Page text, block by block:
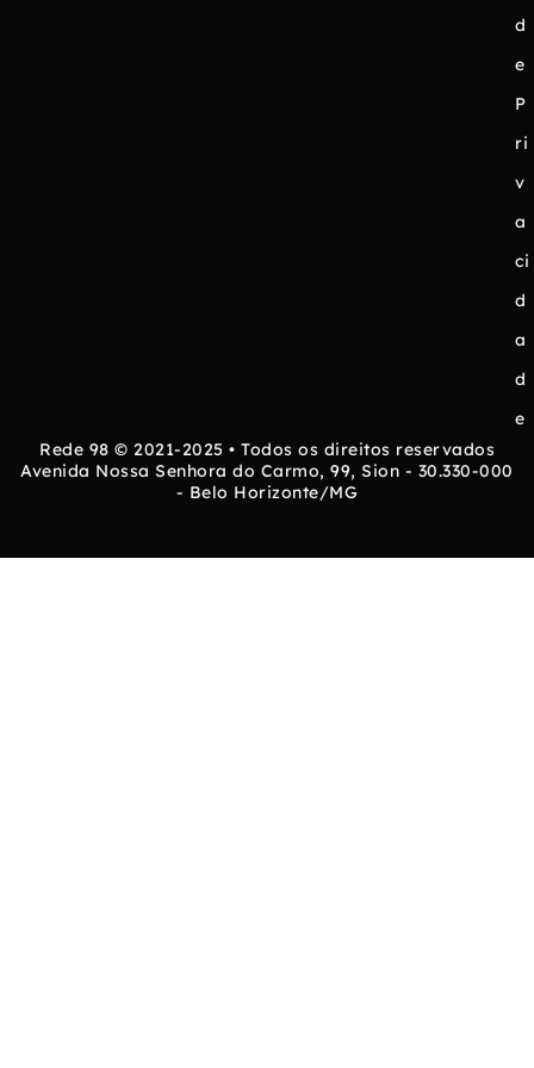
d
e
P
ri
v
a
ci
d
a
d
e
Rede 98 © 2021-2025 • Todos os direitos reservados
Avenida Nossa Senhora do Carmo, 99, Sion - 30.330-000
- Belo Horizonte/MG